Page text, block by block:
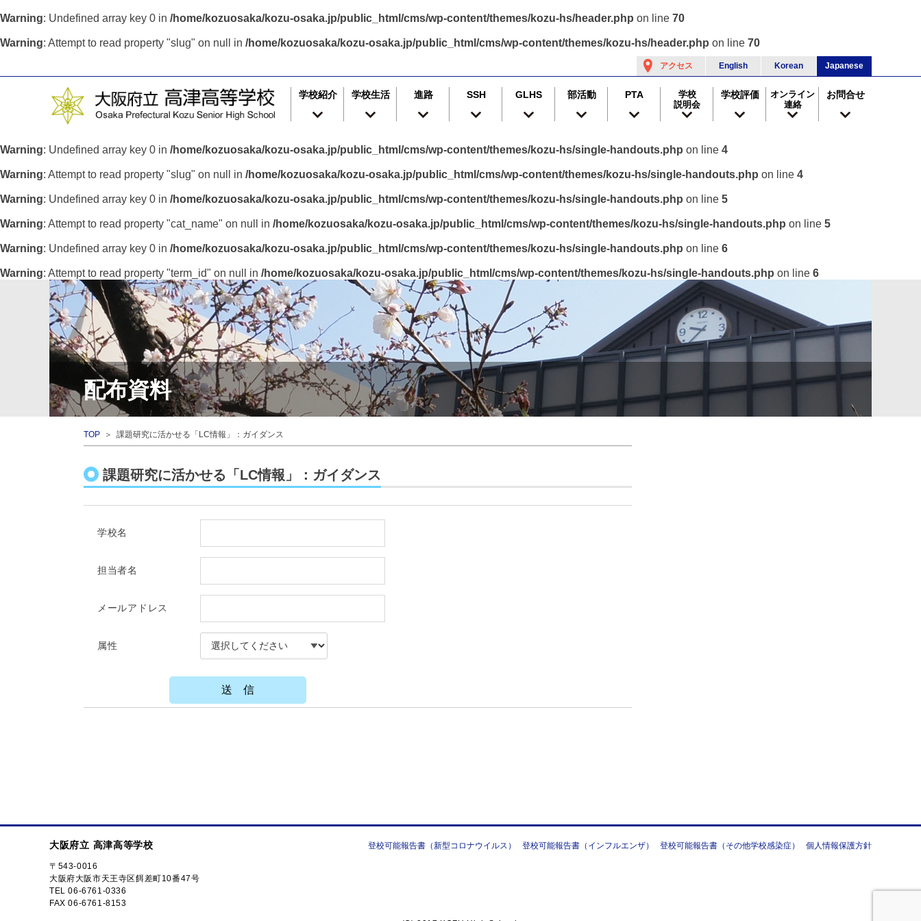
Warning: Undefined array key 0 in /home/kozuosaka/kozu-osaka.jp/public_html/cms/wp-content/themes/kozu-hs/header.php on line 70
Warning: Attempt to read property "slug" on null in /home/kozuosaka/kozu-osaka.jp/public_html/cms/wp-content/themes/kozu-hs/header.php on line 70
アクセス English Korean Japanese
学校紹介 学校生活 進路 SSH GLHS 部活動 PTA
学校
説明会
学校評価
オンライン
連絡
お問合せ
Warning: Undefined array key 0 in /home/kozuosaka/kozu-osaka.jp/public_html/cms/wp-content/themes/kozu-hs/single-handouts.php on line 4
Warning: Attempt to read property "slug" on null in /home/kozuosaka/kozu-osaka.jp/public_html/cms/wp-content/themes/kozu-hs/single-handouts.php on line 4
Warning: Undefined array key 0 in /home/kozuosaka/kozu-osaka.jp/public_html/cms/wp-content/themes/kozu-hs/single-handouts.php on line 5
Warning: Attempt to read property "cat_name" on null in /home/kozuosaka/kozu-osaka.jp/public_html/cms/wp-content/themes/kozu-hs/single-handouts.php on line 5
Warning: Undefined array key 0 in /home/kozuosaka/kozu-osaka.jp/public_html/cms/wp-content/themes/kozu-hs/single-handouts.php on line 6
Warning: Attempt to read property "term_id" on null in /home/kozuosaka/kozu-osaka.jp/public_html/cms/wp-content/themes/kozu-hs/single-handouts.php on line 6
配布資料
TOP ＞ 課題研究に活かせる「LC情報」：ガイダンス
課題研究に活かせる「LC情報」：ガイダンス
学校名
担当者名
メールアドレス
属性
大阪府立 高津高等学校
〒543-0016
大阪府大阪市天王寺区餌差町10番47号
TEL 06-6761-0336
FAX 06-6761-8153
登校可能報告書（新型コロナウイルス） 登校可能報告書（インフルエンザ） 登校可能報告書（その他学校感染症） 個人情報保護方針